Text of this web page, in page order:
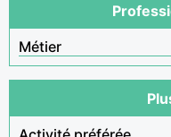
Métier